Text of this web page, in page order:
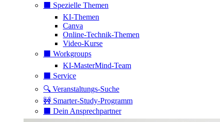
⬛️ Spezielle Themen
KI-Themen
Canva
Online-Technik-Themen
Video-Kurse
⬛️ Workgroups
KI-MasterMind-Team
⬛️ Service
🔍 Veranstaltungs-Suche
🚧 Smarter-Study-Programm
⬛️ Dein Ansprechpartner